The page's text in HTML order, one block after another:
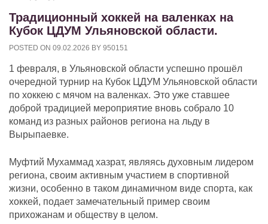
Традиционный хоккей на валенках на
Кубок ЦДУМ Ульяновской области.
POSTED ON 09.02.2026 BY 950151
1 февраля, в Ульяновской области успешно прошёл
очередной турнир на Кубок ЦДУМ Ульяновской области
по хоккею с мячом на валенках. Это уже ставшее
доброй традицией мероприятие вновь собрало 10
команд из разных районов региона на льду в
Вырыпаевке.
Муфтий Мухаммад хазрат, являясь духовным лидером
региона, своим активным участием в спортивной
жизни, особенно в таком динамичном виде спорта, как
хоккей, подает замечательный пример своим
прихожанам и обществу в целом.